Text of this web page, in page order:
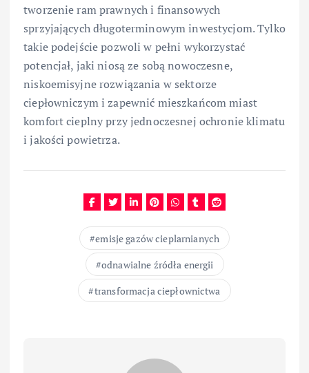
tworzenie ram prawnych i finansowych
sprzyjających długoterminowym inwestycjom. Tylko
takie podejście pozwoli w pełni wykorzystać
potencjał, jaki niosą ze sobą nowoczesne,
niskoemisyjne rozwiązania w sektorze
ciepłowniczym i zapewnić mieszkańcom miast
komfort cieplny przy jednoczesnej ochronie klimatu
i jakości powietrza.
emisje gazów cieplarnianych
odnawialne źródła energii
transformacja ciepłownictwa